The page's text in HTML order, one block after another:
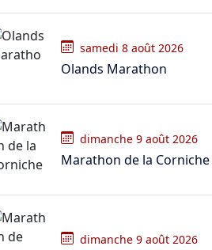
samedi 8 août 2026
Olands Marathon
dimanche 9 août 2026
Marathon de la Corniche
dimanche 9 août 2026